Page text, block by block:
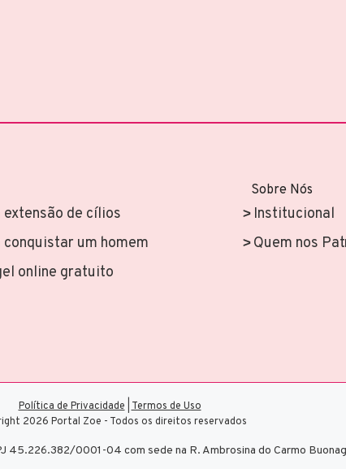
de cílios
um homem
online gratuito
Sobre Nós
Institucional
Quem nos
Política de Privacidade
Termos de Uso
2026 Portal Zoe - Todos os direitos reservados
45.226.382/0001-04 com sede na R. Ambrosina do Carmo